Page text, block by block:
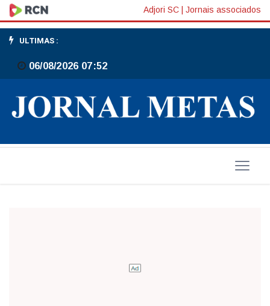
Rodas,
para
que
te
quero
Adjori SC Jornais associados
ULTIMAS :
06/08/2026 07:52